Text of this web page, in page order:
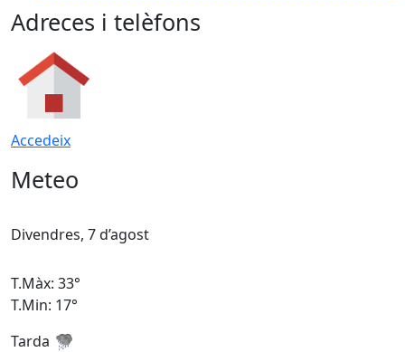
Adreces i telèfons
Accedeix
Meteo
Divendres, 7 d’agost
T.Màx: 33°
T.Min: 17°
Tarda